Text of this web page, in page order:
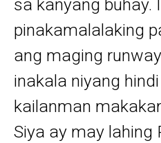
sa kanyang buhay.
pinakamalalaking
ang maging
inakala niyang
kailanman
Siya ay may lahing